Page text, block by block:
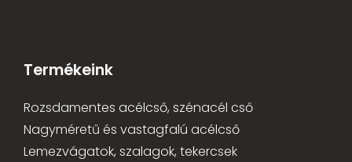
Termékeink
Rozsdamentes acélcső, szénacél cső
Nagyméretű és vastagfalú acélcső
Lemezvágatok, szalagok, tekercsek